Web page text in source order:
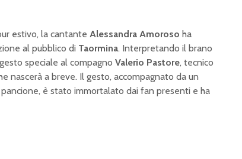
estivo, la cantante Alessandra Amoroso ha
al pubblico di Taormina. Interpretando il brano
speciale al compagno Valerio Pastore, tecnico
nascerà a breve. Il gesto, accompagnato da un
è stato immortalato dai fan presenti e ha